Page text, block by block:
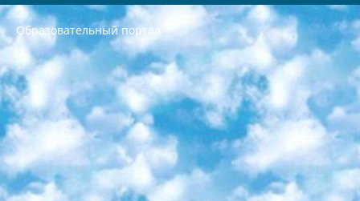
Образовательный портал
РЕСПУБЛИКА УЗБЕКИСТАН МИНИСТРЕРСТВО ДОШКОЛЬНОГО И ШКОЛЬНОГО ОБРАЗОВАНИЯ КОМАНДА в общеобразовательных учреждениях в 2023-2024 учебном году организация и проведение итоговой государственной аттестации обучающихся о Министра дошкольного и школьного образования Республики Узбекистан от 4 марта 2008 года (постановлением Минюста от 20 марта 2008 года № 1778 государственной регистрации) «Итоговое состояние учащихся общего среднего образования на основании положения об утверждении положения об аттестации общего среднего образования выпускной экзамен студентов в образовательных учреждениях в 2023-2024 учебном году В целях организации и прохождения аттестации приказываю: 1. Следующее: перечень предметов, по которым будет проводиться итоговая государственная аттестация и экзамен формы перевода согласно приложению 1; сертификаты международного образца, оценивающие уровень владения иностранными языками перечень согласно приложению 2; 2. Педагогический при специализированных образовательных учреждениях. научно-практический центр квалификации и международной оценки (Д.Давидова) 2024 г. До 25 марта: задания по предметам, по которым будет проводиться итоговая аттестация разработка и утверждение технических условий; итоговая аттестация на основании разработанного предметного задания разработка вопросов по предметам (устно и письменно), экзамен передача; общеобразовательные средние школы и специальные учебные заведения учащиеся выпускных классов школ и интернатов в агентской системе подготовка базы данных экзаменационных материалов и критериев оценки; перевод базы экзаменационных материалов на все языки обучения подать в Республиканский образовательный центр для изготовления; варианты экзаменов на основе разработанных контрольных материалов пусть будут поставлены задачи формирования. 3. Республиканский образовательный центр (Ш.Худайкулов) до 5 апреля 2024 года. до: база данных предоставленных экзаменационных материалов на все языки обучения перевод и экспертиза; для слепых, слабовидящих, глухих, слабослышащих и умственно отсталых детей учащиеся выпускных классов специализированных школ и школ-интернатов база данных экзаменационных материалов на всех преподаваемых языках подготовка критериев оценки; специализированные школы для умственно отсталых детей и технологии для учащихся выпускных классов школ-интернатов разработка соответствующих рекомендаций и критериев проведения ЕГЭ по естествознанию давать задания. 4. Педагогический при специализированных образовательных учреждениях. Научно-практический центр навыков и международной оценки (Д.Давидова), Республика образовательный центр (Худайкулов Ш.) итоговый государственный аттестационный экзамен ориентирован на творческое и логическое мышление при подготовке базы материалов учитывать введение заданий. 5. Следует отметить, что: сертификат государственного образца о знании общеобразовательного предмета и как минимум национальный уровень B1 по предметам на иностранных языках, указанным в Приложении 2. или международно признанный сертификат эквивалентного уровня студенты, изучающие определенный предмет, освобождаются от экзамена; по соответствующим предметам запланирована итоговая государственная аттестация за день до дня, путем жеребьевки Рабочей группой (в письменной форме по предметам, проводимым в форме) из числа сформированных вариантов выбрано 2 варианта; 2 выбранных варианта экзамена анонсированы на официальном сайте министерства и все выпускники по всей стране на основе этих вариантов проводит итоговую государственную аттестацию. 6. Государственное образование учащихся средних общеобразовательных учреждений. знания в соответствии с квалификационными требованиями, которые необходимо приобрести на основании стандартов итоговый (выпускной) контроль для 9 и 11 классов в целях тестирования Экзамены (далее – экзамены) состоят из предметов, перечисленных в приложении 1. будет сделано. 7. Экзамены пройдут с 26 мая по 15 июня 2024 г. (кроме науки физического воспитания). 8. Физическая для учащихся 9 классов общесредних образовательных учреждений. Экзамены по предмету «Образование, квалификация медицина» 1-6 мая 2024 года. сотрудники перевести под присмотр (с отклонениями в физическом или умственном развитии) специализированная школа для детей, школы-интернаты и со сколиозом школы-интернаты санаторного типа для больных детей исключены). 9. Он был слепым, слабовидящим и имел нарушения опорно-двигательного аппарата. экзамены в специализированных школах и интернатах для детей должны проводиться исходя из требований, предъявляемых к общеобразовательным учреждениям (физкультура кроме науки). 10. Специализированная школа для глухих и слабослышащих детей. и экзамены в интернатах и быть реализован в виде письменного теста по математике. 11. Специальность для умственно отсталых детей. Для 9 класса Родной язык и литературное письмо Государственный язык (язык обучения – узбекский). для неклассов) написано Математическое письмо Письменная/устная история Узбекистана Физическое воспитание практично Итоговый контроль Для 11 класса Написание родного языка и литературы (эссе) Математическое письмо Узбекский язык (обучение на узбекском языке) не посещающее общее среднее образование для учреждений)/Образовательное учреждение выбор письменный и устный Иностранный язык письменный/устный Письменная/устная история Узбекистана *По выбору студента:  Химия  Физика  Основы государственного права  География 10 бесплатных образовательных ресурсов - Мы составили подборку онлайн-проектов с интерактивными упражнениями, видеолекциями и статьями. Они помогут вам обрести новые и освежить старые знания бесплатно. 1. «ИНТУИТ» Старейшая образовательная площадка Рунета. Здесь вы найдёте сотни текстовых и видеокурсов на десятки различных тем — от программирования до психологии. Многие курсы подготовлены российскими университетами и крупными международными компаниями вроде Intel и Microsoft. Самостоятельное обучение бесплатное, но желающие могут оплатить услуги персональных наставников. 2. «Смартия» знакомит с актуальными профессиями и подсказывает, как им обучаться. Выбрав заинтересовавшую вас специальность — SMM-специалист, фотограф, веб-дизайнер или другую, — увидите список необходимых для неё умений. Чтобы вы могли освоить их самостоятельно, для каждого умения площадка отображает подборку ссылок на учебные материалы. Хотя «Смартия» ориентируется на русскоязычную аудиторию, часть контента всё же доступна только на английском. 3. «Лекторий Физтеха» Проект Московского физико-технического института (Физтеха). С его помощью вы можете смотреть онлайн серии лекций, записанные на видео в этом вузе. В числе доступных предметов — физика, биология, химия, информационные технологии и другие. К некоторым лекциям администрация ресурса прилагает готовые конспекты, которые можно скачивать в PDF-формате. 4. ITMOcourses Онлайн-площадка Санкт-Петербургского национального исследовательского университета информационных технологий, механики и оптики (ИТМО). Ресурс предоставляет свободный доступ к курсам, разработанным в этом вузе. Каталог материалов разбит на четыре категории: «Оптические системы и технологии», «Приборостроение и робототехника», «Информационные технологии» и «Биотехнологии». Курсы состоят из видеолекций, интерактивных демонстраций и заданий. 5. «КиберЛенинка» Электронная научная библиотека открытого доступа. Каталог площадки регулярно обрастает текстами статей из различных научных изданий. Сгруппированные по журналам и рубрикам публикации можно читать онлайн или скачивать целиком в PDF-формате. Проект нацелен на популяризацию науки за счёт открытого доступа к качественной информации. 6. «ПостНаука» На этом ресурсе публикуют подборки видеолекций, составленные экспертами из разных отраслей и объединённые общими темами. Среди них, к примеру, есть серии «Биоинформатика и геномика», «Культура средневековой Скандинавии» и Cinema Studies о теории кино. Каждая подборка лекций — логически связанная история, рассказанная экспертом от первого лица. Кроме того, на сайте появляются научно-образовательные статьи и тесты на разные темы. 7. «Newочём» Команда проекта «Newочём» отбирает самые интересные тексты из англоязычных СМИ и переводит те из них, за которые голосуют участники сообщества «ВКонтакте». По большей части это научно-популярные статьи. Редакторы придумывают лишь заголовки, в остальном содержание переводов соответствует оригиналам. Полные тексты можно читать прямо в социальной сети. 8. InternetUrok Онлайн-база материалов по основным дисциплинам школьной программы. Информация на сайте структурирована по классам, предметам и темам (урокам). Каждый урок состоит из видеолекций и конспектов. Есть также интерактивные тренажёры и тесты для закрепления пройденного материала. Даже если вы давно окончили школу, возможность повторить программу старших классов всегда может пригодиться. 9. Edutainme Ещё один ресурс об образовании. В отличие от Newtonew, как мне кажется, Edutainme больше ориентируется на представителей индустрии: педагогов, предпринимателей, разработчиков образовательных проектов. Но и любой, кто просто стремится к саморазвитию, найдёт на сайте много полезного и интересного для себя. Например, информацию о новых курсах и образовательных сервисах. 10. Newtonew Онлайн-медиа об образовании и обучении в широком смысле. Авторы Newtonew пишут об инструментах, заведениях, тактиках и стратегиях, которые помогают учить других и получать новые знания самостоятельно. На этой площадке вы найдёте новости, обзоры, аналитические мат